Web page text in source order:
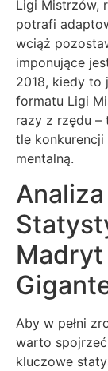
Ligi Mistrzów,
potrafi
wciąż
imponujące
2018, kiedy to
formatu Ligi
razy z rzędu –
tle konkurencji
mentalną.
Madryt
Aby w pełni
warto
kluczowe